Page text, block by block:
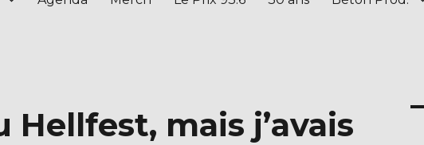
Hellfest, mais j’avais